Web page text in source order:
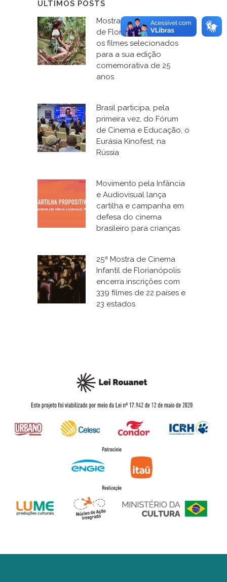
ÚLTIMOS POSTS
Mostra de Cinema Infantil
de Florianópolis anuncia
os filmes selecionados
para a sua edição
comemorativa de 25
anos
Brasil participa, pela
primeira vez, do Fórum
de Cinema e Educação, o
Eurásia Kinofest, na
Rússia
Movimento pela Infância
e Audiovisual lança
cartilha e campanha em
defesa do cinema
brasileiro para crianças
25ª Mostra de Cinema
Infantil de Florianópolis
encerra inscrições com
339 filmes de 22 países e
23 estados